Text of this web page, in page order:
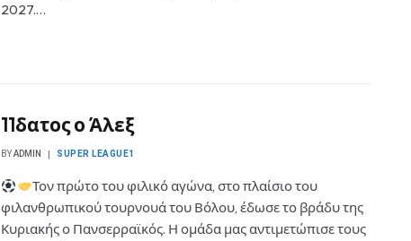
2027.…
11δατος ο Άλεξ
BYADMIN SUPER LEAGUE1
Τον πρώτο του φιλικό αγώνα, στο πλαίσιο του
φιλανθρωπικού τουρνουά του Βόλου, έδωσε το βράδυ της
Κυριακής ο Πανσερραϊκός. Η ομάδα μας αντιμετώπισε τους